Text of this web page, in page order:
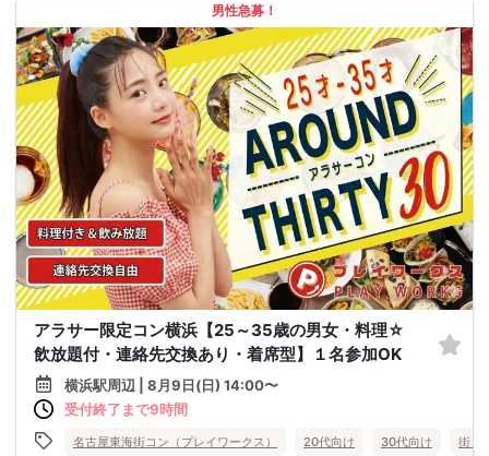
男性急募！
アラサー限定コン横浜【25～35歳の男女・料理☆
飲放題付・連絡先交換あり・着席型】１名参加OK
横浜駅周辺 | 8月9日(日) 14:00〜
受付終了まで9時間
名古屋東海街コン（プレイワークス） 20代向け 30代向け 街コ